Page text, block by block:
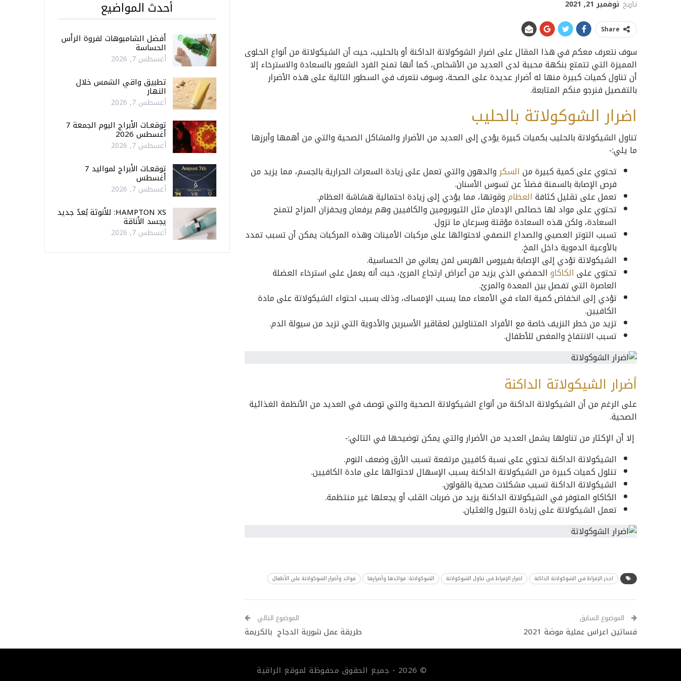
تاريخ نوفمبر 21, 2021
Share
سوف نتعرف معكم في هذا المقال على اضرار الشوكولاتة الداكنة أو بالحليب، حيث أن الشيكولاتة من أنواع الحلوى
المميزة التي تتمتع بنكهة محببة لدى العديد من الأشخاص، كما أنها تمنح الفرد الشعور بالسعادة والاسترخاء إلا
أن تناول كميات كبيرة منها له أضرار عديدة على الصحة، وسوف نتعرف في السطور التالية على هذه الأضرار
بالتفصيل فنرجو منكم المتابعة.
اضرار الشوكولاتة بالحليب
تناول الشيكولاتة بالحليب بكميات كبيرة يؤدي إلى العديد من الأضرار والمشاكل الصحية والتي من أهمها وأبرزها
ما يلي:-
تحتوي على كمية كبيرة من السكروالدهون والتي تعمل على زيادة السعرات الحرارية بالجسم، مما يزيد من
فرص الإصابة بالسمنة فضلاً عن تسوس الأسنان.
تعمل على تقليل كثافة العظاموقوتها، مما يؤدي إلى زيادة احتمالية هشاشة العظام.
تحتوي على مواد لها خصائص الإدمان مثل الثيوبرومين والكافيين وهم يرفعان ويحفزان المزاج لتمنح
السعادة، ولكن هذه السعادة مؤقتة وسرعان ما تزول.
تسبب التوتر العصبي والصداع النصفي لاحتوائها على مركبات الأمينات وهذه المركبات يمكن أن تسبب تمدد
بالأوعية الدموية داخل المخ.
الشيكولاتة تؤدي إلى الإصابة بفيروس الهربس لمن يعاني من الحساسية.
تحتوي على الكاكاوالحمضي الذي يزيد من أعراض ارتجاع المرئ، حيث أنه يعمل على استرخاء العضلة
العاصرة التي تفصل بين المعدة والمرئ.
تؤدي إلى انخفاض كمية الماء في الأمعاء مما يسبب الإمساك، وذلك بسبب احتواء الشيكولاتة على مادة
الكافيين.
تزيد من خطر النزيف خاصة مع الأفراد المتناولين لعقاقير الأسبرين والأدوية التي تزيد من سيولة الدم.
تسبب الانتفاخ والمغص للأطفال.
أضرار الشيكولاتة الداكنة
على الرغم من أن الشيكولاتة الداكنة من أنواع الشيكولاتة الصحية والتي توصف في العديد من الأنظمة الغذائية
الصحية.
إلا أن الإكثار من تناولها يشمل العديد من الأضرار والتي يمكن توضيحها في التالي:-
الشيكولاتة الداكنة تحتوي على نسبة كافيين مرتفعة تسبب الأرق وضعف النوم.
تنلول كميات كبيرة من الشيكولاتة الداكنة يسبب الإسهال لاحتوائها على مادة الكافيين.
الشيكولاتة الداكنة تسبب مشكلات صحية بالقولون.
الكاكاو المتوفر في الشيكولاتة الداكنة يزيد من ضربات القلب أو يجعلها غير منتظمة.
تعمل الشيكولاتة على زيادة التبول والغثيان.
احذر الإفراط في الشوكولاتة الداكنة اضرار الإفراط فى تناول الشوكولاتة الشوكولاتة: فوائدها وأضرارها فوائد وأضرار الشوكولاتة على الأطفال
الموضوع السابق
فساتين اعراس عملية موضة 2021
الموضوع التالي
طريقة عمل شوربة الدجاج بالكريمة
أحدث المواضيع
أفضل الشامبوهات لفروة الرأس
الحساسة
أغسطس 7, 2026
تطبيق واقي الشمس خلال
النهار
أغسطس 7, 2026
توقعـات الأبراج اليوم الجمعة 7
أغسطس 2026
أغسطس 7, 2026
توقعـات الأبراج لمواليد 7
أغسطس
أغسطس 7, 2026
HAMPTON XS: للأنوثة بُعدٌ جديد
يجسد الأناقة
أغسطس 7, 2026
© 2026 - جميع الحقوق محفوظة لموقع الراقية